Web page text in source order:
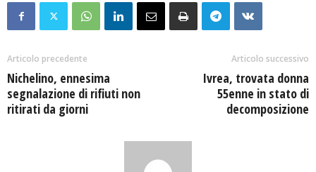
Articolo precedente
Nichelino, ennesima
segnalazione di rifiuti non
ritirati da giorni
Articolo successivo
Ivrea, trovata donna
55enne in stato di
decomposizione